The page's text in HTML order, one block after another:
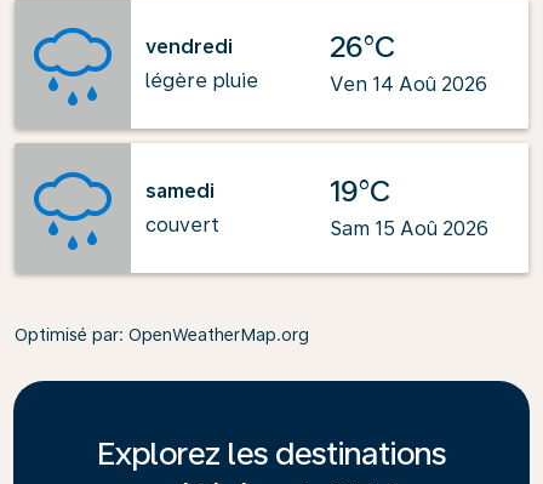
vendredi
légère pluie
26°C
Ven 14 Aoû 2026
samedi
couvert
19°C
Sam 15 Aoû 2026
Optimisé par: OpenWeatherMap.org
Explorez les destinations